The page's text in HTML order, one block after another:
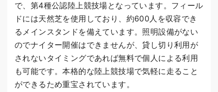
で、第4種公認陸上競技場となっています。フィール
ドには天然芝を使用しており、約600人を収容でき
るメインスタンドを備えています。照明設備がない
のでナイター開催はできませんが、貸し切り利用が
されないタイミングであれば無料で個人による利用
も可能です。本格的な陸上競技場で気軽に走ること
ができるため重宝されています。